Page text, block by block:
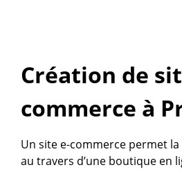
Création de
commerce à
Un site e-commerce permet
au travers d’une boutique en